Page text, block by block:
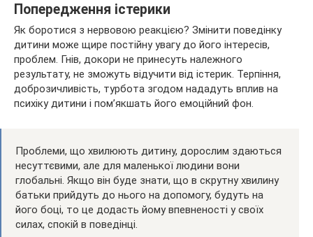
Попередження істерики
Як боротися з нервовою реакцією? Змінити поведінку
дитини може щире постійну увагу до його інтересів,
проблем. Гнів, докори не принесуть належного
результату, не зможуть відучити від істерик. Терпіння,
доброзичливість, турбота згодом нададуть вплив на
психіку дитини і пом’якшать його емоційний фон.
Проблеми, що хвилюють дитину, дорослим здаються
несуттєвими, але для маленької людини вони
глобальні. Якщо він буде знати, що в скрутну хвилину
батьки прийдуть до нього на допомогу, будуть на
його боці, то це додасть йому впевненості у своїх
силах, спокій в поведінці.